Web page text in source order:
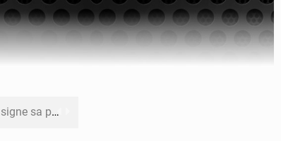
minière